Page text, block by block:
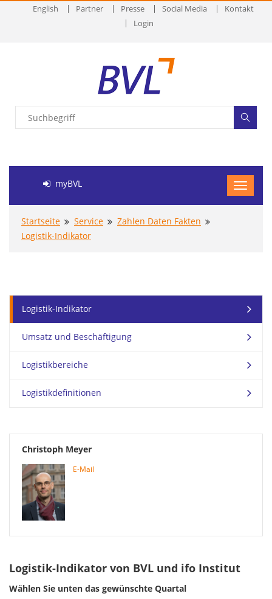
English Partner Presse Social Media
Kontakt
Login
myBVL
Startseite Service
Zahlen Daten Fakten
Logistik-Indikator
Logistik-Indikator
Umsatz und Beschäftigung
Logistikbereiche
Logistikdefinitionen
Christoph Meyer
E-Mail
Logistik-Indikator von BVL und ifo Institut
Wählen Sie unten das gewünschte Quartal